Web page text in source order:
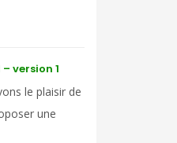
version 1
le plaisir de
une